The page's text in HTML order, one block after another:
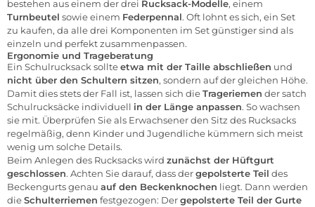
bestehen aus einem der drei Rucksack-Modelle, einem
Turnbeutel sowie einem Federpennal. Oft lohnt es sich, ein Set
zu kaufen, da alle drei Komponenten im Set günstiger sind als
einzeln und perfekt zusammenpassen.
Ergonomie und Trageberatung
Ein Schulrucksack sollteetwa mit der Taille abschließen und
nicht über den Schultern sitzen, sondern auf der gleichen Höhe.
Damit dies stets der Fall ist, lassen sich dieTrageriemen der satch
Schulrucksäcke individuell in der Länge anpassen. So wachsen
sie mit. Überprüfen Sie als Erwachsener den Sitz des Rucksacks
regelmäßig, denn Kinder und Jugendliche kümmern sich meist
wenig um solche Details.
Beim Anlegen des Rucksacks wird zunächst der Hüftgurt
geschlossen. Achten Sie darauf, dass dergepolsterte Teil des
Beckengurts genau auf den Beckenknochen liegt. Dann werden
dieSchulterriemen festgezogen: Dergepolsterte Teil der Gurte